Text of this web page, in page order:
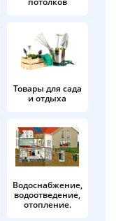
Товары для сада
и отдыха
Водоснабжение,
водоотведение,
отопление.